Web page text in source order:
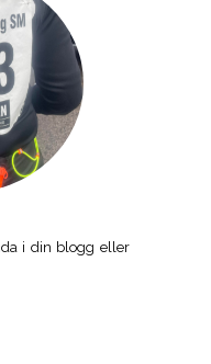
i din blogg eller